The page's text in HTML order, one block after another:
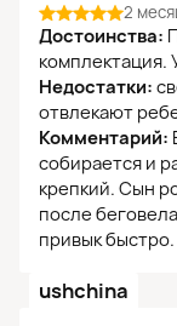
2
Достоинства:
комплектация.
Недостатки:
отвлекают
Комментарий:
собирается и
крепкий. Сын
после
привык быстро.
ushchina